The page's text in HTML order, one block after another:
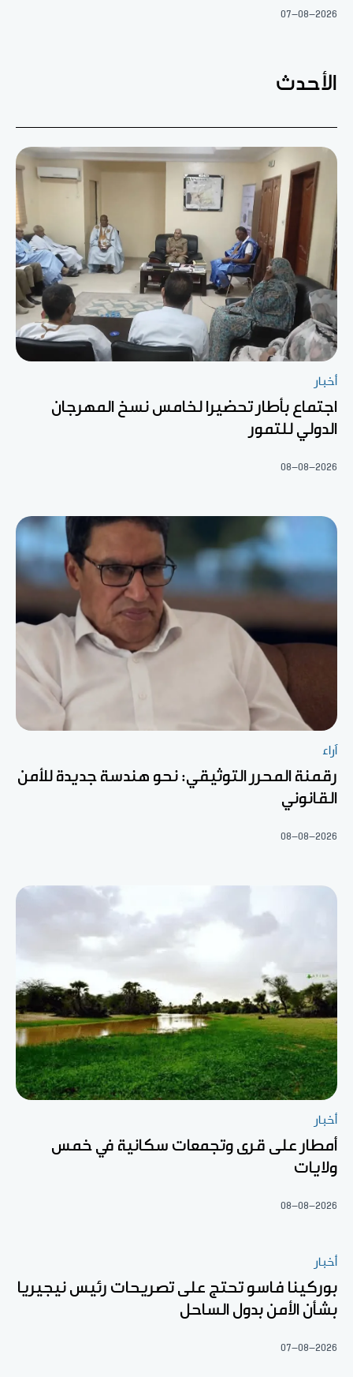
07-08-2026
الأحدث
أخبار
اجتماع بأطار تحضيرا لخامس نسخ المهرجان
الدولي للتمور
08-08-2026
آراء
رقمنة المحرر التوثيقي: نحو هندسة جديدة للأمن
القانوني
08-08-2026
أخبار
أمطار على قرى وتجمعات سكانية في خمس
ولايات
08-08-2026
أخبار
بوركينا فاسو تحتج على تصريحات رئيس نيجيريا
بشأن الأمن بدول الساحل
07-08-2026